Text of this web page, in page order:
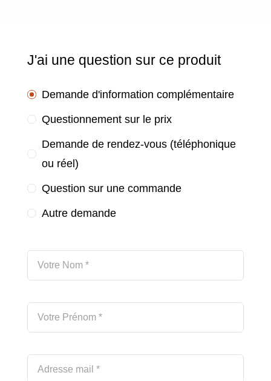
J'ai une question sur ce produit
Demande d'information complémentaire
Questionnement sur le prix
Demande de rendez-vous (téléphonique
ou réel)
Question sur une commande
Autre demande